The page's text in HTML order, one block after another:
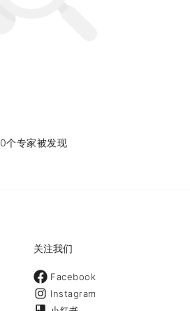
0个专家被发现
关注我们
Facebook
Instagram